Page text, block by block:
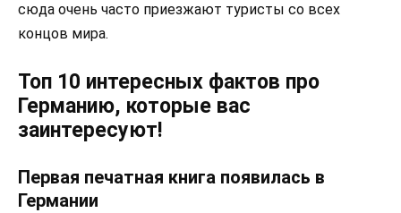
сюда очень часто приезжают туристы со всех
концов мира.
Топ 10 интересных фактов про
Германию, которые вас
заинтересуют!
Первая печатная книга появилась в
Германии